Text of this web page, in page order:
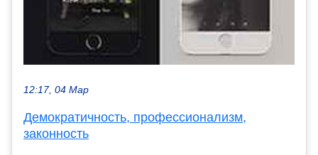
12:17, 04 Мар
Демократичность, профессионализм,
законность